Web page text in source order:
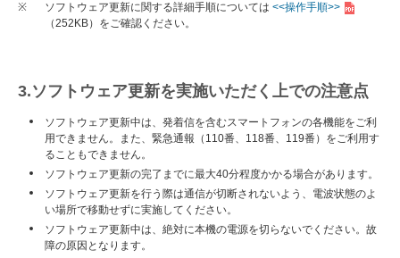
※
ソフトウェア更新に関する詳細手順については <<操作手順>>
（252KB） をご確認ください。
3.ソフトウェア更新を実施いただく上での注意点
ソフトウェア更新中は、発着信を含むスマートフォンの各機能をご利
用できません。また、緊急通報（110番、118番、119番）をご利用す
ることもできません。
ソフトウェア更新の完了までに最大40分程度かかる場合があります。
ソフトウェア更新を行う際は通信が切断されないよう、電波状態のよ
い場所で移動せずに実施してください。
ソフトウェア更新中は、絶対に本機の電源を切らないでください。故
障の原因となります。